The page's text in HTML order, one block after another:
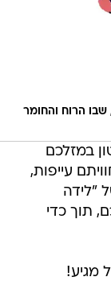
שבו הרוח והחומר
במזלכם
עייפות,
"לידה
תוך כדי
מגיע!